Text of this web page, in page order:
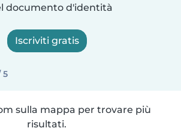
documento d'identità
Iscriviti gratis
5
sulla mappa per trovare più
risultati.